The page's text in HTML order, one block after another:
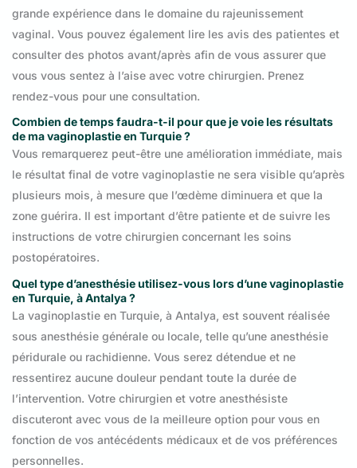
grande expérience dans le domaine du rajeunissement
vaginal. Vous pouvez également lire les avis des patientes et
consulter des photos avant/après afin de vous assurer que
vous vous sentez à l’aise avec votre chirurgien. Prenez
rendez-vous pour une consultation.
Combien de temps faudra-t-il pour que je voie les résultats
de ma vaginoplastie en Turquie ?
Vous remarquerez peut-être une amélioration immédiate, mais
le résultat final de votre vaginoplastie ne sera visible qu’après
plusieurs mois, à mesure que l’œdème diminuera et que la
zone guérira. Il est important d’être patiente et de suivre les
instructions de votre chirurgien concernant les soins
postopératoires.
Quel type d’anesthésie utilisez-vous lors d’une vaginoplastie
en Turquie, à Antalya ?
La vaginoplastie en Turquie, à Antalya, est souvent réalisée
sous anesthésie générale ou locale, telle qu’une anesthésie
péridurale ou rachidienne. Vous serez détendue et ne
ressentirez aucune douleur pendant toute la durée de
l’intervention. Votre chirurgien et votre anesthésiste
discuteront avec vous de la meilleure option pour vous en
fonction de vos antécédents médicaux et de vos préférences
personnelles.